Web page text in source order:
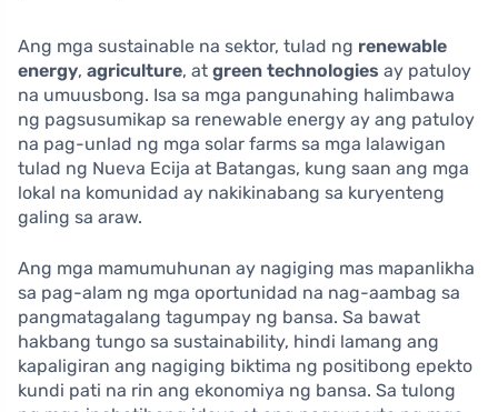
Ang mga sustainable na sektor, tulad ng renewable
energy, agriculture, at green technologies ay patuloy
na umuusbong. Isa sa mga pangunahing halimbawa
ng pagsusumikap sa renewable energy ay ang patuloy
na pag-unlad ng mga solar farms sa mga lalawigan
tulad ng Nueva Ecija at Batangas, kung saan ang mga
lokal na komunidad ay nakikinabang sa kuryenteng
galing sa araw.
Ang mga mamumuhunan ay nagiging mas mapanlikha
sa pag-alam ng mga oportunidad na nag-aambag sa
pangmatagalang tagumpay ng bansa. Sa bawat
hakbang tungo sa sustainability, hindi lamang ang
kapaligiran ang nagiging biktima ng positibong epekto
kundi pati na rin ang ekonomiya ng bansa. Sa tulong